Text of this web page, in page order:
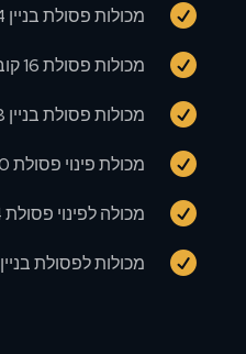
 מכולות פסולת בניין 14 קוב
 מכולות פסולת 16 קוב
 מכולות פסולת בניין 18 קוב
 מכולת פינוי פסולת 20 קוב
 מכולה לפינוי פסולת 24 קוב
 מכולות לפסולת בניין 32 קוב